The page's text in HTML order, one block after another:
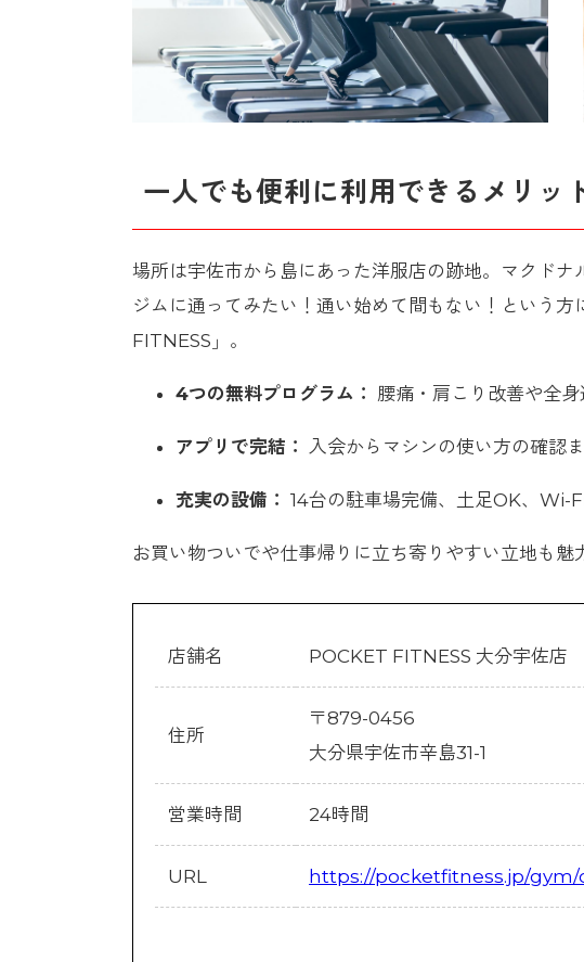
一人でも便利に利用できるメリッ
場所は宇佐市から島にあった洋服店の跡地。マクドナ
ジムに通ってみたい！通い始めて間もない！という
FITNESS」。
4つの無料プログラム： 腰痛・肩こり改善や全
アプリで完結： 入会からマシンの使い方の確認
充実の設備： 14台の駐車場完備、土足OK、Wi-
お買い物ついでや仕事帰りに立ち寄りやすい立地も魅
店舗名 POCKET FITNESS 大分宇佐店
住所
〒879-0456
大分県宇佐市辛島31-1
営業時間 24時間
URL https://pocketfitness.jp/gym/